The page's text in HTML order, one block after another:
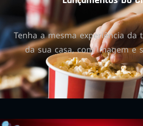
Tenha a mesma experiência
da sua casa, com imagem e